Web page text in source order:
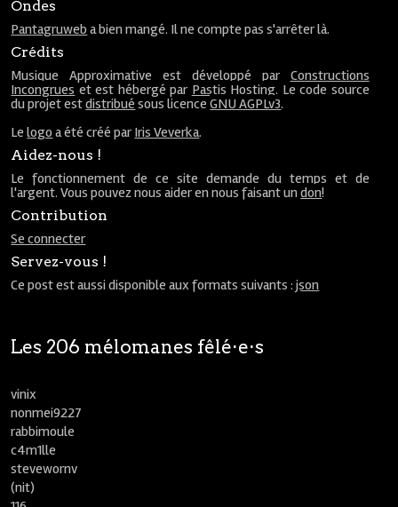
Ondes
Pantagruweb a bien mangé. Il ne compte pas s'arrêter là.
Crédits
Musique Approximative est développé par Constructions
Incongrues et est hébergé par Pastis Hosting. Le code source
du projet estdistribué sous licenceGNU AGPLv3.
Lelogo a été créé par Iris Veverka.
Aidez-nous !
Le fonctionnement de ce site demande du temps et de
l'argent. Vous pouvez nous aider en nous faisant undon!
Contribution
Se connecter
Servez-vous !
Ce post est aussi disponible aux formats suivants :json
Les 206 mélomanes fêlé⋅e⋅s
vinix
nonmei9227
rabbimoule
c4m1lle
stevewornv
(nit)